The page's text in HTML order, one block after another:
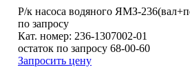
Р/к насоса водяного ЯМЗ-
по запросу
Кат. номер: 236-1307002-01
остаток по запросу 68-00-60
Запросить цену